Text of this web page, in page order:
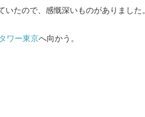
たので、感慨深いものがありました。
ワー東京へ向かう。